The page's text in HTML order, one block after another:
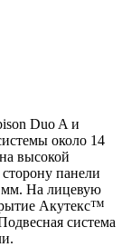
Duo A и
около 14
высокой
панели
мм. На лицевую
Акутекс™
система